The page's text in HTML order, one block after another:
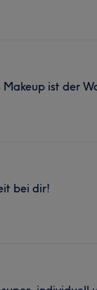
Makeup ist der
bei dir!